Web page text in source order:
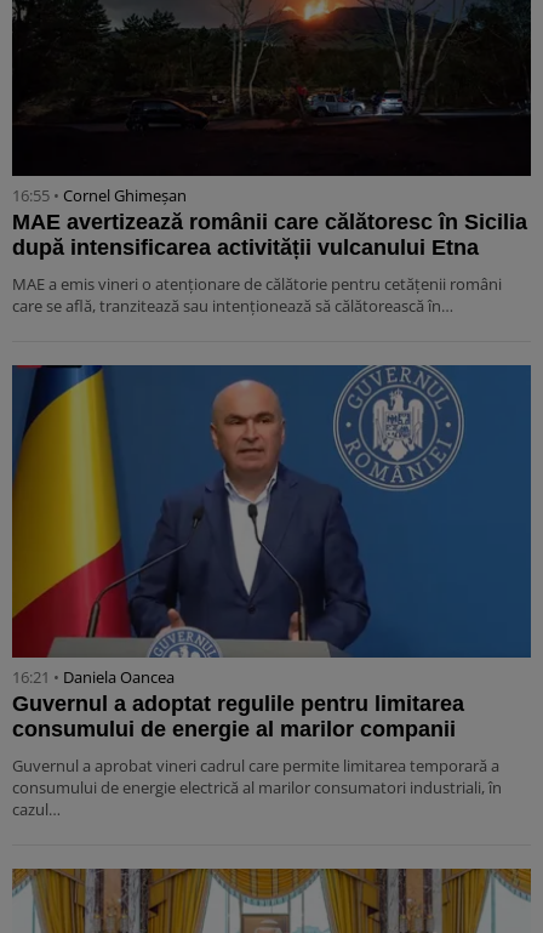
16:55 • Cornel Ghimeșan
MAE avertizează românii care călătoresc în Sicilia
după intensificarea activității vulcanului Etna
MAE a emis vineri o atenționare de călătorie pentru cetățenii români
care se află, tranzitează sau intenționează să călătorească în…
16:21 • Daniela Oancea
Guvernul a adoptat regulile pentru limitarea
consumului de energie al marilor companii
Guvernul a aprobat vineri cadrul care permite limitarea temporară a
consumului de energie electrică al marilor consumatori industriali, în
cazul…